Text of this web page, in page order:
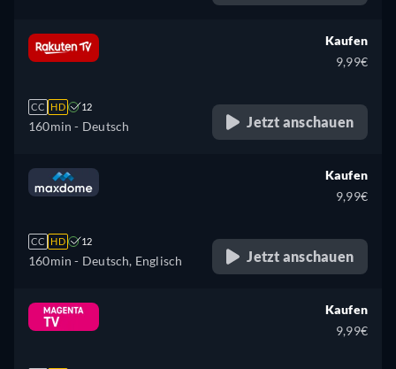
CC HD 12
160min - Deutsch
Kaufen
9,99€
Jetzt anschauen
CC HD 12
160min - Deutsch, Englisch
Kaufen
9,99€
Jetzt anschauen
Kaufen
9,99€